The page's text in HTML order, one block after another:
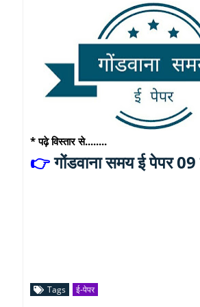
* पढ़े विस्तार से........
👉गोंडवाना समय ई पेपर
Tags ई-पेपर